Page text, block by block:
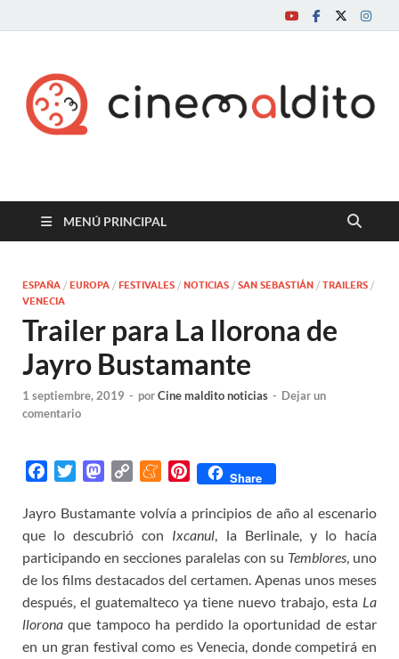
Cine maldito
MENÚ PRINCIPAL
ESPAÑA / EUROPA / FESTIVALES / NOTICIAS / SAN SEBASTIÁN / TRAILERS /
VENECIA
Trailer para La llorona de
Jayro Bustamante
1 septiembre, 2019 - porCine maldito noticias - Dejar un
comentario
c
b
o
o
k
i
t
t
e
r
M
s
t
o
d
o
n
p
y
L
i
n
k
M
n
e
a
m
e
P
n
t
e
r
e
s
t
Share
Jayro Bustamante volvía a principios de año al escenario
que lo descubrió con Ixcanul, la Berlinale, y lo hacía
participando en secciones paralelas con su Temblores, uno
de los films destacados del certamen. Apenas unos meses
después, el guatemalteco ya tiene nuevo trabajo, esta La
llorona que tampoco ha perdido la oportunidad de estar
en un gran festival como es Venecia, donde competirá en